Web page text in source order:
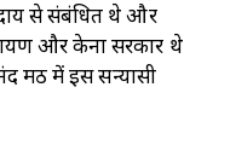
से संबंधित थे और
और केना सरकार थे
मठ में इस सन्यासी